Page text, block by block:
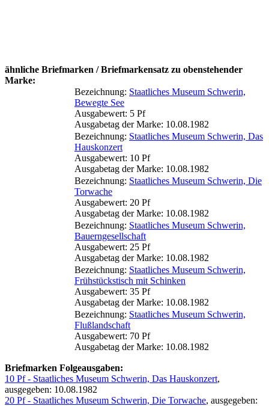
ähnliche Briefmarken / Briefmarkensatz zu obenstehender
Marke:
Bezeichnung: Staatliches Museum Schwerin,
Bewegte See
Ausgabewert: 5 Pf
Ausgabetag der Marke: 10.08.1982
Bezeichnung: Staatliches Museum Schwerin, Das
Hauskonzert
Ausgabewert: 10 Pf
Ausgabetag der Marke: 10.08.1982
Bezeichnung: Staatliches Museum Schwerin, Die
Torwache
Ausgabewert: 20 Pf
Ausgabetag der Marke: 10.08.1982
Bezeichnung: Staatliches Museum Schwerin,
Bauerngesellschaft
Ausgabewert: 25 Pf
Ausgabetag der Marke: 10.08.1982
Bezeichnung: Staatliches Museum Schwerin,
Frühstückstisch mit Schinken
Ausgabewert: 35 Pf
Ausgabetag der Marke: 10.08.1982
Bezeichnung: Staatliches Museum Schwerin,
Flußlandschaft
Ausgabewert: 70 Pf
Ausgabetag der Marke: 10.08.1982
Briefmarken Folgeausgaben:
10 Pf - Staatliches Museum Schwerin, Das Hauskonzert,
ausgegeben: 10.08.1982
20 Pf - Staatliches Museum Schwerin, Die Torwache, ausgegeben: